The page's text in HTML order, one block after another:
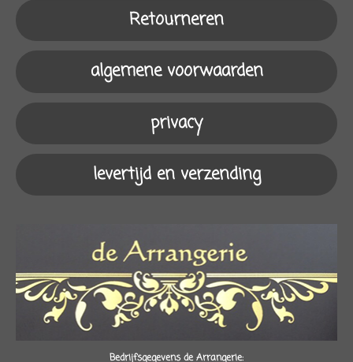
b
o
k
s
t
a
r
a
m
k
T
o
s
p
p
Retourneren
algemene voorwaarden
privacy
levertijd en verzending
Bedrijfsgegevens de Arrangerie: